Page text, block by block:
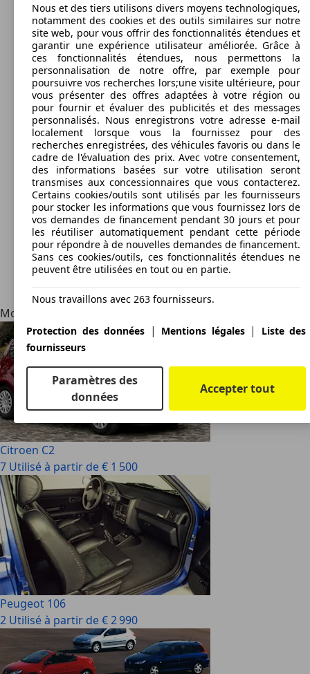
Modèles alternatifs
Citroen C2
7 Utilisé à partir de € 1 500
Peugeot 106
2 Utilisé à partir de € 2 990
Nous et des tiers utilisons divers moyens technologiques,
notamment des cookies et des outils similaires sur notre
site web, pour vous offrir des fonctionnalités étendues et
garantir une expérience utilisateur améliorée. Grâce à
ces fonctionnalités étendues, nous permettons la
personnalisation de notre offre, par exemple pour
poursuivre vos recherches lors;une visite ultérieure, pour
vous présenter des offres adaptées à votre région ou
pour fournir et évaluer des publicités et des messages
personnalisés. Nous enregistrons votre adresse e-mail
localement lorsque vous la fournissez pour des
recherches enregistrées, des véhicules favoris ou dans le
cadre de l'évaluation des prix. Avec votre consentement,
des informations basées sur votre utilisation seront
transmises aux concessionnaires que vous contacterez.
Certains cookies/outils sont utilisés par les fournisseurs
pour stocker les informations que vous fournissez lors de
vos demandes de financement pendant 30 jours et pour
les réutiliser automatiquement pendant cette période
pour répondre à de nouvelles demandes de financement.
Sans ces cookies/outils, ces fonctionnalités étendues ne
peuvent être utilisées en tout ou en partie.
Nous travaillons avec 263 fournisseurs.
Protection des données | Mentions légales|
Liste des
fournisseurs
Paramètres des
données
Accepter tout